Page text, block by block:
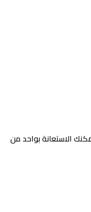
الاستعانة بواحد من